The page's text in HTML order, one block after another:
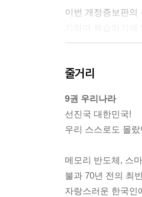
이번 개정증보판의
줄거리
9권 우리나라
선진국 대한민국!
우리 스스로도 몰
메모리 반도체, 스
불과 70년 전의 최
자랑스러운 한국인